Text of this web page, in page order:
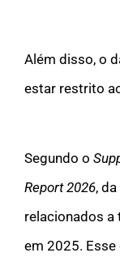
Além disso, o
estar restrito
Segundo o
Report 2026,
relacionados
em 2025.